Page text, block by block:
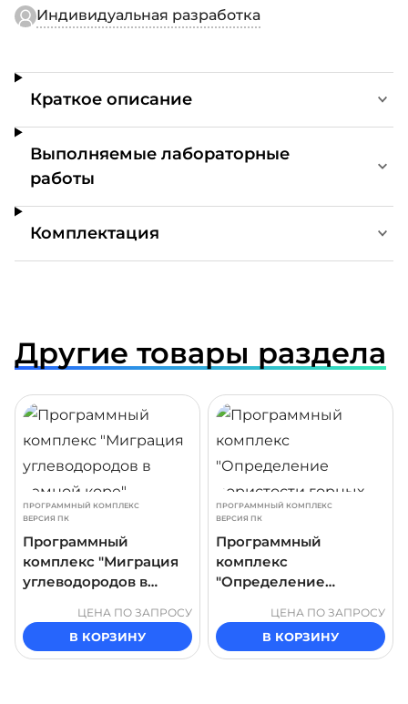
Индивидуальная разработка
Краткое описание
Выполняемые лабораторные
работы
Комплектация
Другие товары раздела
ПРОГРАММНЫЙ КОМПЛЕКС
ВЕРСИЯ ПК
Программный
комплекс "Миграция
углеводородов в
ЦЕНА ПО ЗАПРОСУ
В КОРЗИНУ
ПРОГРАММНЫЙ КОМПЛЕКС
ВЕРСИЯ ПК
Программный
комплекс
"Определение
пород"
ЦЕНА ПО ЗАПРОСУ
В КОРЗИНУ
ПОДРОБНЕЕ